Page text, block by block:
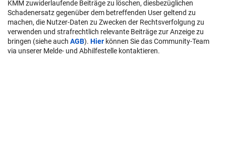
KMM zuwiderlaufende Beiträge zu löschen, diesbezüglichen
Schadenersatz gegenüber dem betreffenden User geltend zu
machen, die Nutzer-Daten zu Zwecken der Rechtsverfolgung zu
verwenden und strafrechtlich relevante Beiträge zur Anzeige zu
bringen (siehe auch AGB). Hier können Sie das Community-Team
via unserer Melde- und Abhilfestelle kontaktieren.